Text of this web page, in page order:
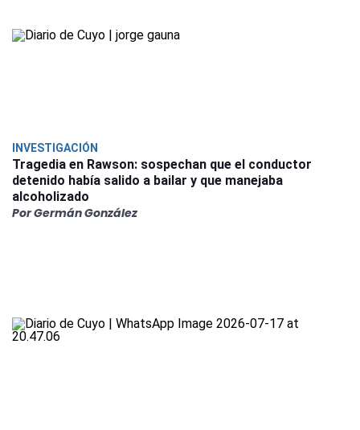
INVESTIGACIÓN
Tragedia en Rawson: sospechan que el conductor
detenido había salido a bailar y que manejaba
alcoholizado
Por Germán González